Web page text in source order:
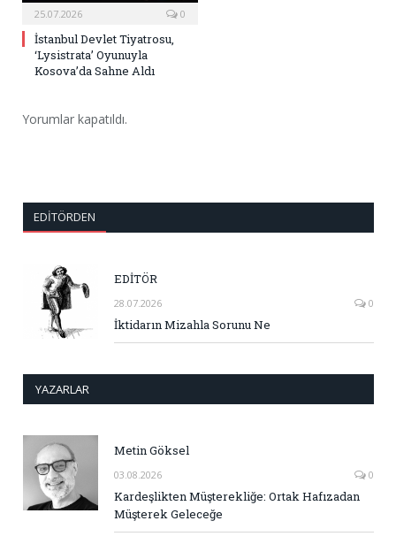
25.07.2026 0
İstanbul Devlet Tiyatrosu,
‘Lysistrata’ Oyunuyla
Kosova’da Sahne Aldı
Yorumlar kapatıldı.
EDITÖRDEN
EDİTÖR
28.07.2026 0
İktidarın Mizahla Sorunu Ne
YAZARLAR
Metin Göksel
03.08.2026 0
Kardeşlikten Müşterekliğe: Ortak Hafızadan
Müşterek Geleceğe